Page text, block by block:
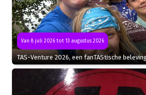
Van 8 juli 2026 tot 13 augustus 2026
TAS-Venture 2026, een fanTAStische